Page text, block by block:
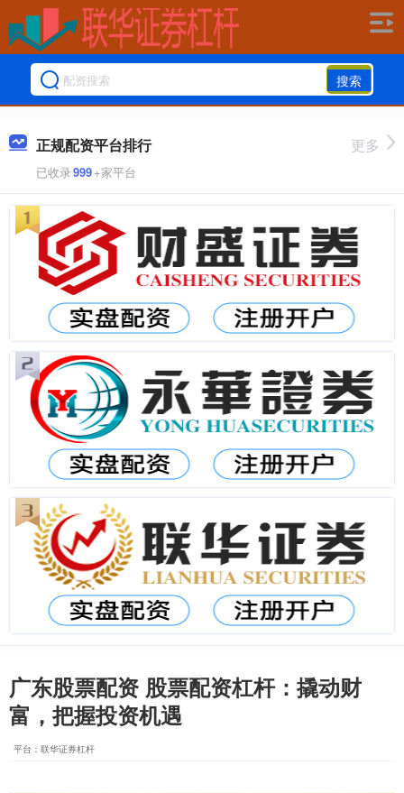
搜索
正规配资平台排行
已收录999+家平台
更多
广东股票配资 股票配资杠杆：撬动财
富，把握投资机遇
平台：联华证券杠杆